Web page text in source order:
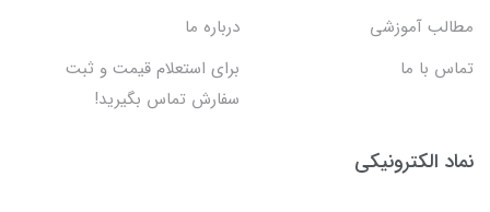
مطالب آموزشی
درباره ما
تماس با ما
برای استعلام قیمت و ثبت
سفارش تماس بگیرید!
نماد الکترونیکی